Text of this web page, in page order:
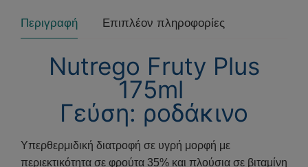
Περιγραφή Επιπλέον πληροφορίες
Nutrego Fruty Plus
175ml
Γεύση: ροδάκινο
Yπερθερμιδική διατροφή σε υγρή μορφή με
περιεκτικότητα σε φρούτα 35% και πλούσια σε βιταμίνη